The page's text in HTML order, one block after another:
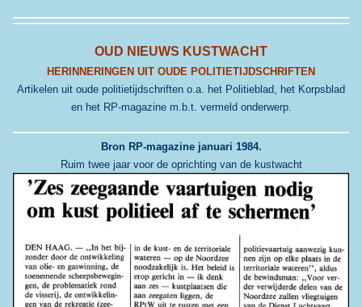
OUD NIEUWS KUSTWACHT
HERINNERINGEN UIT OUDE POLITIETIJDSCHRIFTEN
Artikelen uit oude politietijdschriften o.a. het Politieblad, het Korpsblad
en het RP-magazine m.b.t. vermeld onderwerp.
Bron RP-magazine januari 1984.
Ruim twee jaar voor de oprichting van de kustwacht